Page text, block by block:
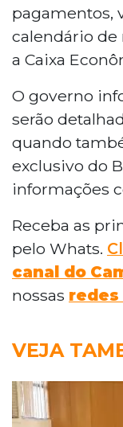
pagamentos,
calendário de
a Caixa
O governo
serão
quando
exclusivo do
informações
Receba as
pelo Whats.
canal do
nossas
VEJA